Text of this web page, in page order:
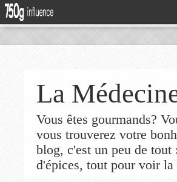
La
Vous êtes gourmands?
vous trouverez votre
blog, c'est un peu de tout
d'épices, tout pour voir